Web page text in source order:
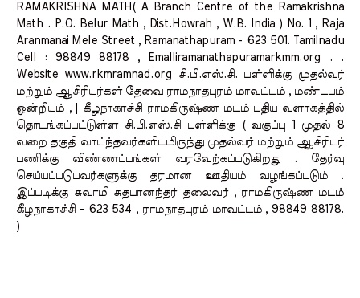
RAMAKRISHNA MATH( A Branch Centre of the Ramakrishna
Math . P.O. Belur Math , Dist.Howrah , W.B. India ) No. 1 , Raja
Aranmanai Mele Street , Ramanathapuram - 623 501. Tamilnadu
Cell : 98849 88178 , Emalliramanathapuramarkmm.org . .
Website www.rkmramnad.org சி.பி.எஸ்.சி. பள்ளிக்கு முதல்வர்
மற்றும் ஆசிரியர்கள் தேவை ராமநாதபுரம் மாவட்டம் , மண்டபம்
ஒன்றியம் , | கீழநாகாச்சி ராமகிருஷ்ண மடம் புதிய வளாகத்தில்
தொடங்கப்பட்டுள்ள சி.பி.எஸ்.சி பள்ளிக்கு ( வகுப்பு 1 முதல் 8
வறை தகுதி வாய்ந்தவர்களிடமிருந்து முதல்வர் மற்றும் ஆசிரியர்
பணிக்கு விண்ணப்பங்கள் வரவேற்கப்படுகிறது . தேர்வு
செய்யப்படுபவர்களுக்கு தரமான ஊதியம் வழங்கப்படும் .
இப்படிக்கு சுவாமி சுதபானந்தர் தலைவர் , ராமகிருஷ்ண மடம்
கீழநாகாச்சி - 623 534 , ராமநாதபுரம் மாவட்டம் , 98849 88178.
)